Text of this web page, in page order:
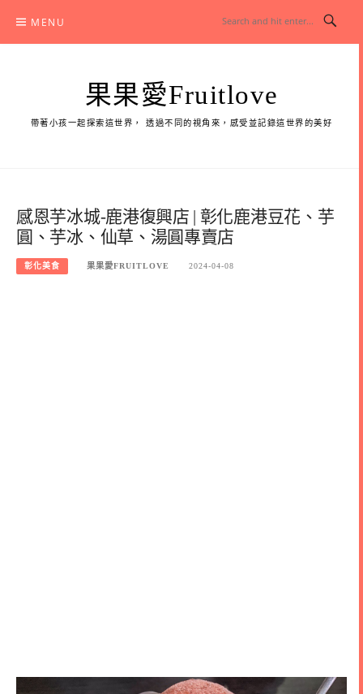
content
MENU
果果愛Fruitlove
帶著小孩一起探索這世界， 透過不同的視角來，感受並記錄這世界的美好
感恩芋冰城-鹿港復興店 | 彰化鹿港豆花、芋
圓、芋冰、仙草、湯圓專賣店
彰化美食 果果愛FRUITLOVE 2024-04-08